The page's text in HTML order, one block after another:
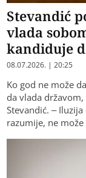
Stevandić
vlada
kandiduje
08.07.2026. | 20:25
Ko god ne može
da vlada državom,
Stevandić. –
razumije, ne